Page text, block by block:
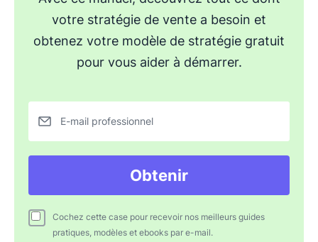
votre stratégie de vente a besoin et
obtenez votre modèle de stratégie gratuit
pour vous aider à démarrer.
E-mail professionnel
Obtenir
Cochez cette case pour recevoir nos meilleurs guides
pratiques, modèles et ebooks par e-mail.